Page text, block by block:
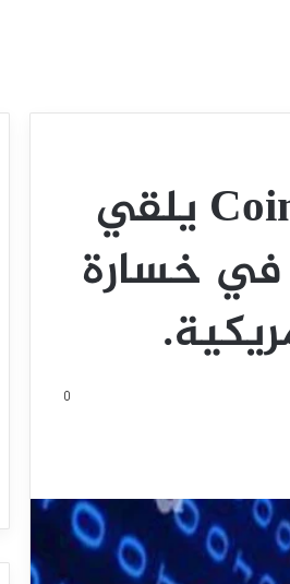
الرئيس التنفيذي لشركة Coinbase يلقي
باللوم على Gensler وWarren في خسارة
0